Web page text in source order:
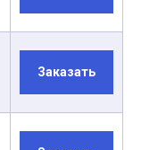
Заказать